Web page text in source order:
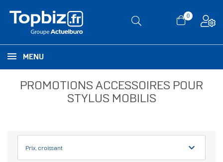
0
MENU
PROMOTIONS ACCESSOIRES POUR
STYLUS MOBILIS
Prix, croissant expand_more